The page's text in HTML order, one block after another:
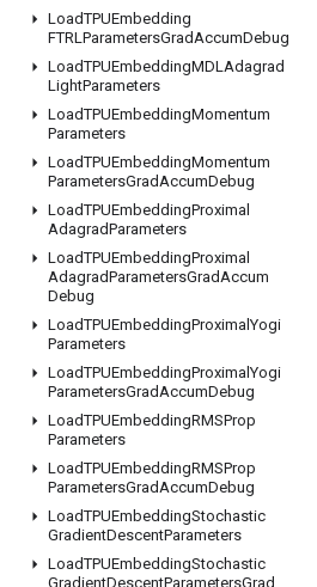
LoadTPUEmbedding
FTRLParametersGradAccumDebug
LoadTPUEmbeddingMDLAdagrad
LightParameters
LoadTPUEmbeddingMomentum
Parameters
LoadTPUEmbeddingMomentum
ParametersGradAccumDebug
LoadTPUEmbeddingProximal
AdagradParameters
LoadTPUEmbeddingProximal
AdagradParametersGradAccum
Debug
LoadTPUEmbeddingProximalYogi
Parameters
LoadTPUEmbeddingProximalYogi
ParametersGradAccumDebug
LoadTPUEmbeddingRMSProp
Parameters
LoadTPUEmbeddingRMSProp
ParametersGradAccumDebug
LoadTPUEmbeddingStochastic
GradientDescentParameters
LoadTPUEmbeddingStochastic
GradientDescentParametersGrad
Blog
Fórum
GitHub